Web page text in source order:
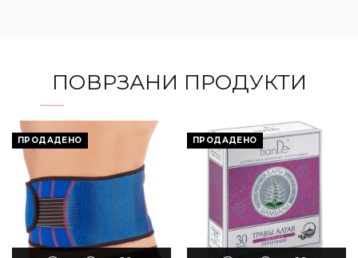
ПОВРЗАНИ ПРОДУКТИ
ПРОДАДЕНО ПРОДАДЕНО